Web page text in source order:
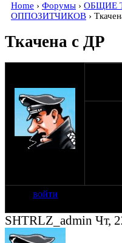
Home › Форумы › ОБЩИЕ
ОППОЗИТЧИКОВ ›
Ткачена с ДР
войти
SHTRLZ_admin Чт,